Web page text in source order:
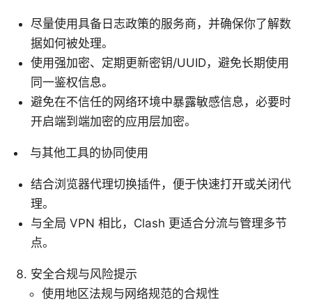
尽量使用具备日志政策的服务商，并确保你了解数
据如何被处理。
使用强加密、定期更新密钥/UUID，避免长期使用
同一鉴权信息。
避免在不信任的网络环境中暴露敏感信息，必要时
开启端到端加密的应用层加密。
与其他工具的协同使用
结合浏览器代理切换插件，便于快速打开或关闭代
理。
与全局 VPN 相比，Clash 更适合分流与管理多节
点。
安全合规与风险提示
使用地区法规与网络规范的合规性